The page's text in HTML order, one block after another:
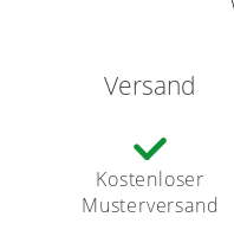
Versand
Kostenloser
Musterversand